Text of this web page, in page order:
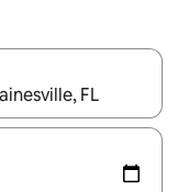
का इस्तेमाल करके नेविगेट